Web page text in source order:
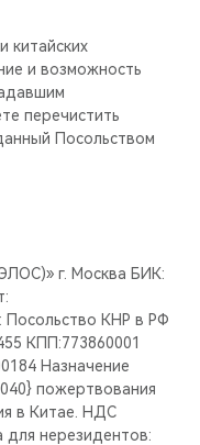
китайских
и возможность
перечистить
Посольством
г. Москва БИК:
Посольство КНР в РФ
КПП:773860001
Назначение
пожертвования
в Китае. НДС
для нерезидентов: